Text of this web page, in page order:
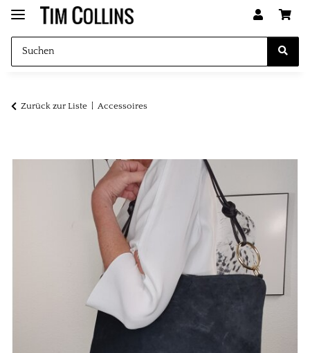
Zurück zur Liste Accessoires